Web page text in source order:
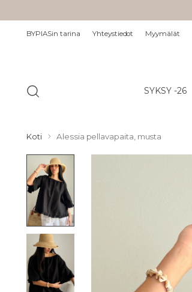
BYPIASin tarina Yhteystiedot Myymälät
SYKSY -26
Koti Alessia pellavapaita, musta